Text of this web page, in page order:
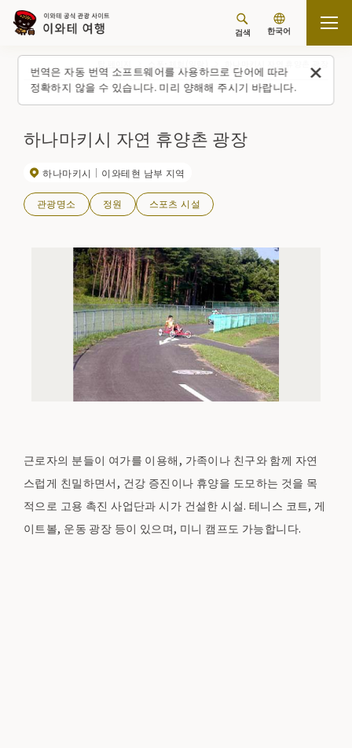
번역은 자동 번역 소프트웨어를 사용하므로 단어에 따라
정확하지 않을 수 있습니다. 미리 양해해 주시기 바랍니다.
검색 한국어
하나마키시 자연 휴양촌 광장
하나마키시 이와테현 남부 지역
관광명소 정원 스포츠 시설
근로자의 분들이 여가를 이용해, 가족이나 친구와 함께 자연
스럽게 친밀하면서, 건강 증진이나 휴양을 도모하는 것을 목
적으로 고용 촉진 사업단과 시가 건설한 시설. 테니스 코트, 게
이트볼, 운동 광장 등이 있으며, 미니 캠프도 가능합니다.